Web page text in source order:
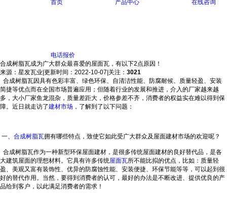
首页 产品中心 在线咨询
电话报价
合成树脂瓦成为广大群众最喜爱的屋面瓦，有以下2点原因！
来源：星发瓦业 更新时间：2022-10-07 关注： 3021
合成树脂瓦因具有色彩丰富、绿色环保、自清洁性能、防腐耐候、质量轻盈、安装
简捷等优点而在全国市场普遍应用；但随着行业的发展和推进，介入的厂家越来越
多，大小厂家鱼龙混杂，质量差距大，价格参差不齐，消费者的权益实在难以得到保
障。近日就走访了建材市场 ，了解到了以下问题：
一、 合成树脂瓦拥有哪些特点，致使它如此受广大群众及屋面建材市场的欢迎呢？
合成树脂瓦作为一种新型环保屋面建材，是很多传统屋面建材的良好替代品，是各
大建筑屋面的理想材料。它具有许多传统屋面瓦所不能比拟的优点，比如：质量轻
盈、美观又富有装饰性、优异的防腐蚀性能、安装便捷、环保节能等等，可以起到很
好的替代作用。当然，要得到消费者的认可，最好的办法是不断改进、提供优良的产
品给到客户，以此满足消费者的需求！